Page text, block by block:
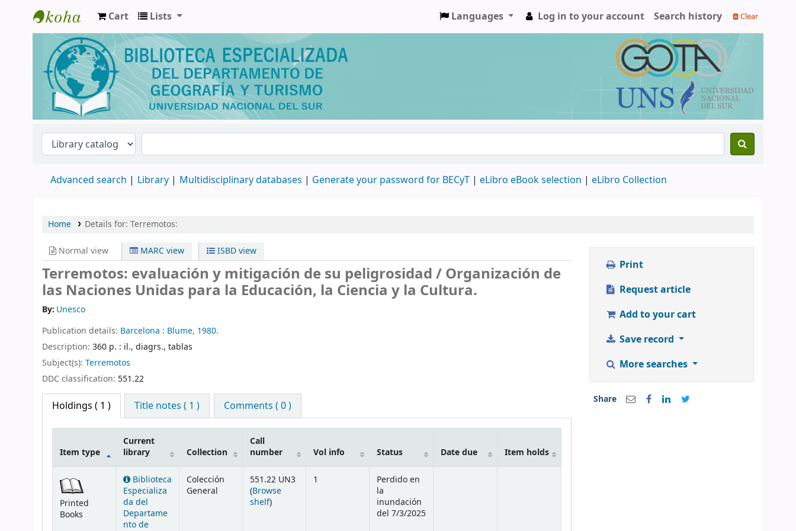
Biblioteca de Geografía y Turismo
Cart Lists Languages Log in to your account Search history Clear
Advanced search Library Multidisciplinary databases | Generate your password for BECyT | eLibro eBook selection | eLibro Collection
Home Details for: Terremotos:
Normal view MARC view ISBD view
Terremotos: evaluación y mitigación de su peligrosidad /Organización de
las Naciones Unidas para la Educación, la Ciencia y la Cultura.
By: Unesco
Publication details: Barcelona : Blume, 1980.
Description: 360 p. : il., diagrs., tablas
Subject(s): Terremotos
DDC classification: 551.22
Holdings ( 1 ) Title notes ( 1 ) Comments ( 0 )
Item type
Current
library
Collection
Call
number
Vol info Status Date due Item holds
Printed
Books
Biblioteca
Especializa
da del
Departame
nto de
Colección
General
551.22 UN3
(Browse
shelf(Opens below)
)
1
Perdido en
la
inundación
del 7/3/2025
Print
Request article
Add to your cart
Save record
More searches
Share